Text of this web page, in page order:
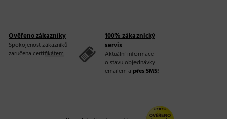
Ověřeno zákazníky
Spokojenost zákazníků
zaručena certifikátem.
100% zákaznický
servis
Aktuální informace
o stavu objednávky
emailem a přes SMS!